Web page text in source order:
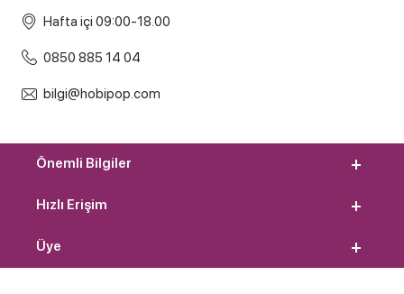
Hafta içi 09:00-18.00
0850 885 14 04
bilgi@hobipop.com
Önemli Bilgiler
Hızlı Erişim
Üye